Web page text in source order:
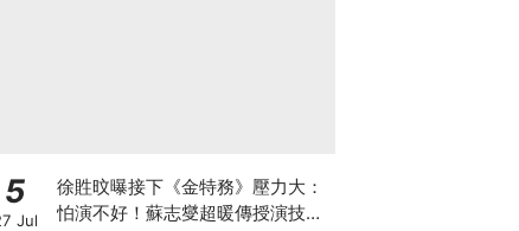
5
Jul
徐貹旼曝接下《金特務》壓力大：
怕演不好！蘇志燮超暖傳授演技，